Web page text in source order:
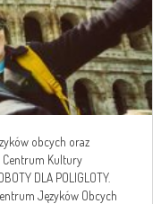
obcych oraz
Centrum Kultury
DLA POLIGLOTY.
Języków Obcych